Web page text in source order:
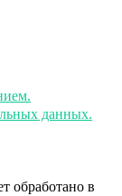
данных.
обработано в